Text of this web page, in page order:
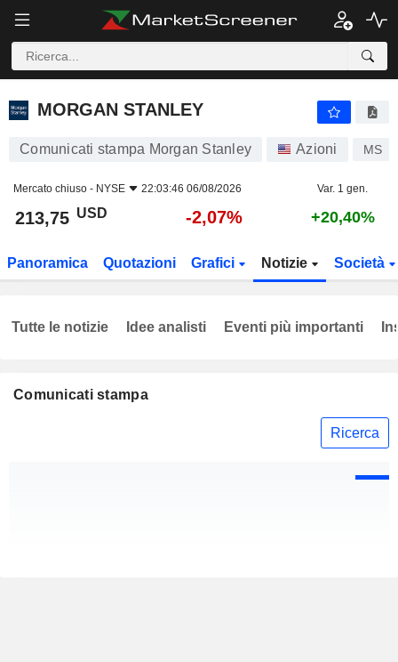
MORGAN STANLEY
MORGAN STANLEY
Comunicati stampa Morgan Stanley Azioni MS
Mercato chiuso - NYSE 22:03:46 06/08/2026 Var. 1 gen.
213,75 USD -2,07% +20,40%
Panoramica Quotazioni Grafici Notizie Società
Comunicati stampa
Ricerca
Tutte le notizie Idee analisti Eventi più importanti